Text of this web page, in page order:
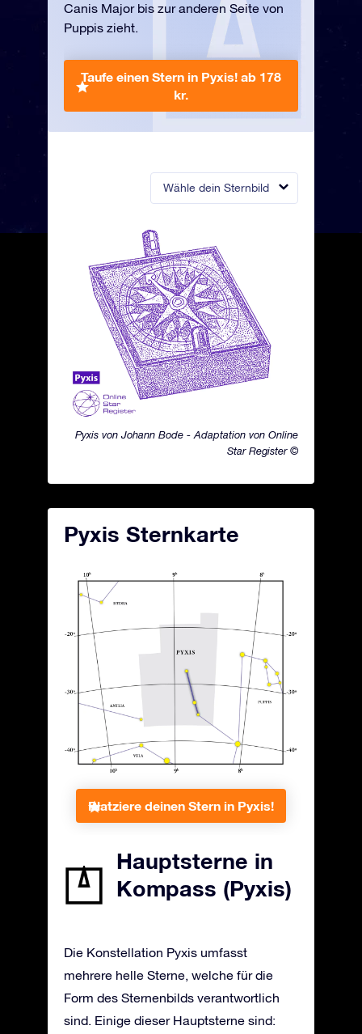
Wähle dein Sternbild
Pyxis von Johann Bode - Adaptation von Online
Star Register ©
Canis Major bis zur anderen Seite von
Puppis zieht.
Taufe einen Stern in Pyxis! ab 178
kr.
Pyxis Sternkarte
Platziere deinen Stern in Pyxis!
Hauptsterne in
Kompass (Pyxis)
Die Konstellation Pyxis umfasst
mehrere helle Sterne, welche für die
Form des Sternenbilds verantwortlich
sind. Einige dieser Hauptsterne sind: